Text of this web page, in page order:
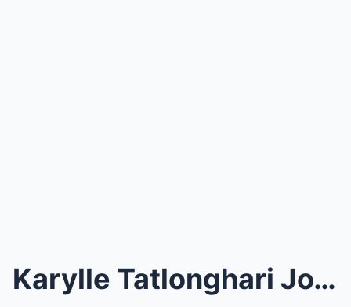
Karylle Tatlonghari Joyfully Expecting First Baby ...